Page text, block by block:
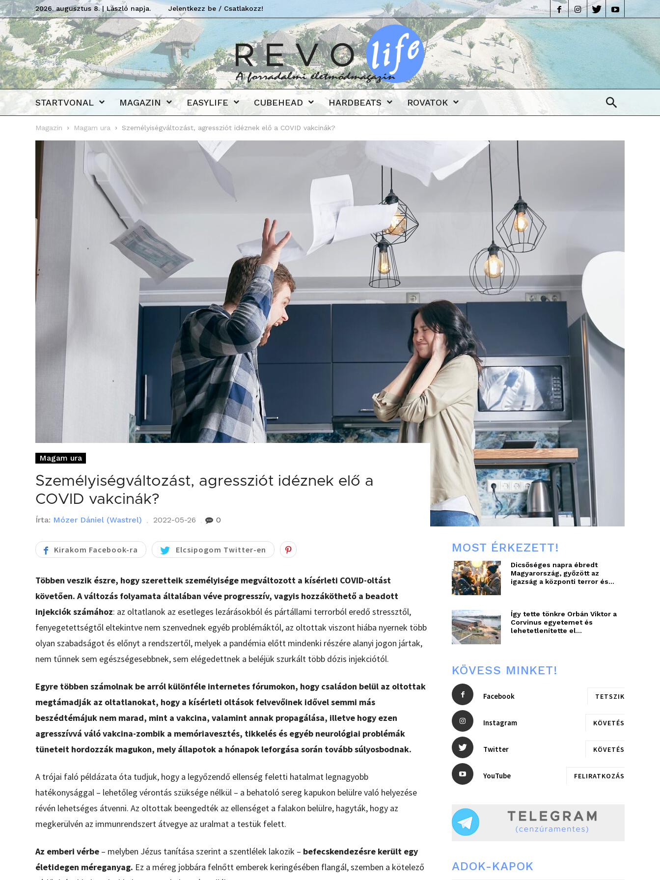
2026. augusztus 8. | László napja. Jelentkezz be / Csatlakozz!
Revolife
STARTVONAL MAGAZIN EASYLIFE CUBEHEAD HARDBEATS ROVATOK
Magazin Magam ura Személyiségváltozást, agressziót idéznek elő a COVID vakcinák?
Magam ura
Személyiségváltozást, agressziót idéznek elő a
COVID vakcinák?
Írta: Mózer Dániel (Wastrel) 2022-05-26 0
Kirakom Facebook-ra Elcsipogom Twitter-en
Többen veszik észre, hogy szeretteik személyisége megváltozott a kísérleti COVID-oltást
követően. A változás folyamata általában véve progresszív, vagyis hozzáköthető a beadott
injekciók számához: az oltatlanok az esetleges lezárásokból és pártállami terrorból eredő stressztől,
fenyegetettségtől eltekintve nem szenvednek egyéb problémáktól, az oltottak viszont hiába nyernek több
olyan szabadságot és előnyt a rendszertől, melyek a pandémia előtt mindenki részére alanyi jogon jártak,
nem tűnnek sem egészségesebbnek, sem elégedettnek a beléjük szurkált több dózis injekciótól.
Egyre többen számolnak be arról különféle internetes fórumokon, hogy családon belül az oltottak
megtámadják az oltatlanokat, hogy a kísérleti oltások felvevőinek idővel semmi más
beszédtémájuk nem marad, mint a vakcina, valamint annak propagálása, illetve hogy ezen
agresszívvá váló vakcina-zombik a memóriavesztés, tikkelés és egyéb neurológiai problémák
tüneteit hordozzák magukon, mely állapotok a hónapok leforgása során tovább súlyosbodnak.
A trójai faló példázata óta tudjuk, hogy a legyőzendő ellenség feletti hatalmat legnagyobb
hatékonysággal – lehetőleg vérontás szüksége nélkül – a behatoló sereg kapukon belülre való helyezése
révén lehetséges átvenni. Az oltottak beengedték az ellenséget a falakon belülre, hagyták, hogy az
megkerülvén az immunrendszert átvegye az uralmat a testük felett.
Az emberi vérbe – melyben Jézus tanítása szerint a szentlélek lakozik – befecskendezésre került egy
életidegen méreganyag. Ez a méreg jobbára felnőtt emberek keringésében flangál, szemben a kötelező
MOST ÉRKEZETT!
Dicsőséges napra ébredt
Magyarország, győzött az
igazság a központi terror és...
Így tette tönkre Orbán Viktor a
Corvinus egyetemet és
lehetetlenítette el...
KÖVESS MINKET!
Facebook TETSZIK
Instagram KÖVETÉS
Twitter KÖVETÉS
YouTube FELIRATKOZÁS
ADOK-KAPOK